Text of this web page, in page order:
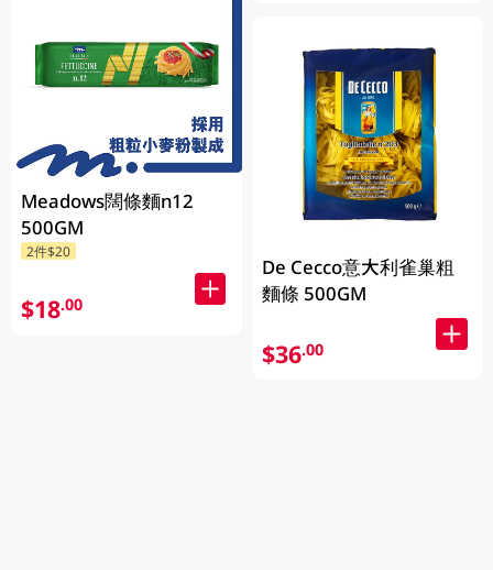
Meadows闊條麵n12
500GM
2件$20
$18.00
De Cecco意大利雀巢粗
麵條 500GM
$36.00